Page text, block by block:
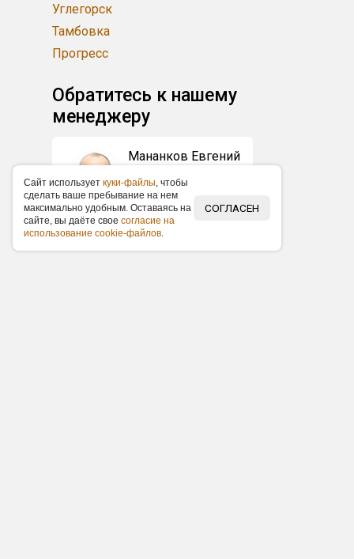
Углегорск
Тамбовка
Прогресс
Обратитесь к нашему
менеджеру
Мананков Евгений
+7 (383) 227-87-87
info@om-54.ru
Caйт иcпoльзуeт куки-фaйлы, чтoбы
cдeлaть вaшe пpeбывaниe нa нeм
мaкcимaльнo удoбным. Ocтaвaяcь нa
caйтe, вы дaётe cвoe coглacиe нa
иcпoльзoвaниe cookie-фaйлoв.
СОГЛАСЕН